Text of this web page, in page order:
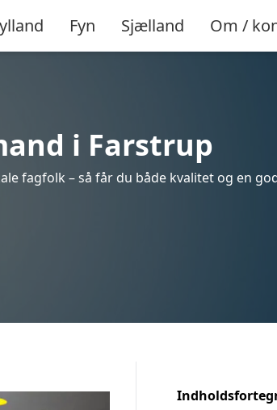
Fyn Sjælland Om /
i Farstrup
fagfolk – så får du både kvalitet og en